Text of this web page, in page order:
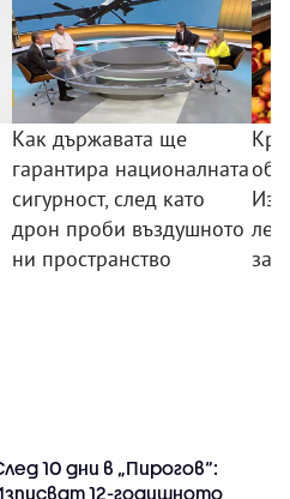
Как държавата ще
гарантира националната
сигурност, след като
дрон проби въздушното
ни пространство
10 дни в „Пирогов“:
12-годишното